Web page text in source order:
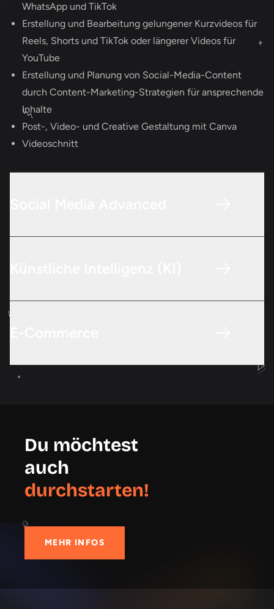
WhatsApp und TikTok
Erstellung und Bearbeitung gelungener Kurzvideos für
Reels, Shorts und TikTok oder längerer Videos für
YouTube
Erstellung und Planung von Social-Media-Content
durch Content-Marketing-Strategien für ansprechende
Inhalte
Post-, Video- und Creative Gestaltung mit Canva
Videoschnitt
Du möchtest
auch
durchstarten!
MEHR INFOS